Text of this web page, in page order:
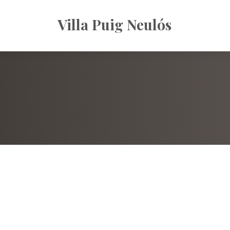
Villa Puig Neulós